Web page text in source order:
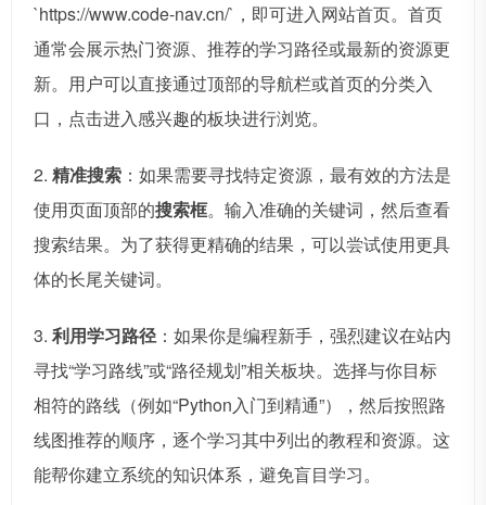
`https://www.code-nav.cn/`，即可进入网站首页。首页
通常会展示热门资源、推荐的学习路径或最新的资源更
新。用户可以直接通过顶部的导航栏或首页的分类入
口，点击进入感兴趣的板块进行浏览。
2. 精准搜索 ：如果需要寻找特定资源，最有效的方法是
使用页面顶部的搜索框。输入准确的关键词，然后查看
搜索结果。为了获得更精确的结果，可以尝试使用更具
体的长尾关键词。
3. 利用学习路径：如果你是编程新手，强烈建议在站内
寻找“学习路线”或“路径规划”相关板块。选择与你目标
相符的路线（例如“Python入门到精通”），然后按照路
线图推荐的顺序，逐个学习其中列出的教程和资源。这
能帮你建立系统的知识体系，避免盲目学习。